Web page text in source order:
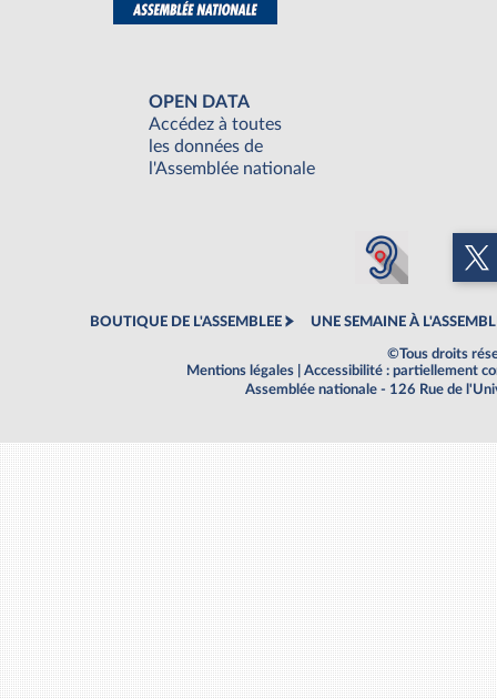
OPEN DATA
Accédez à toutes
les données de
l'Assemblée nationale
BOUTIQUE DE L'ASSEMBLEE UNE SEMAINE À
©Tous droits
Mentions légales
Accessibilité : partiellement
Assemblée nationale - 126 Rue de